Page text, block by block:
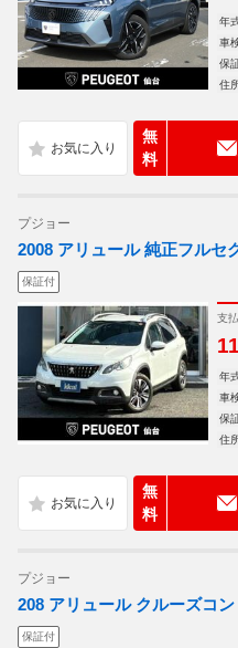
年
車
保
住
無
料
プジョー
2008 アリュール 純正フルセ
保証付
支
年
車
保
住
無
料
プジョー
208 アリュール クルーズコ
保証付